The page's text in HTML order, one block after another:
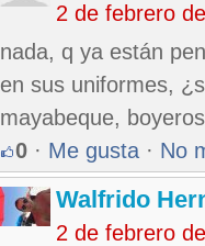
2 de febrero
nada, q ya están
en sus uniformes,
mayabeque,
0 · Me gusta · No
Walfrido
2 de febrero